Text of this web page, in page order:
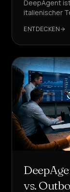
DeepAgent
italienischer
ENTDECKEN
vs.